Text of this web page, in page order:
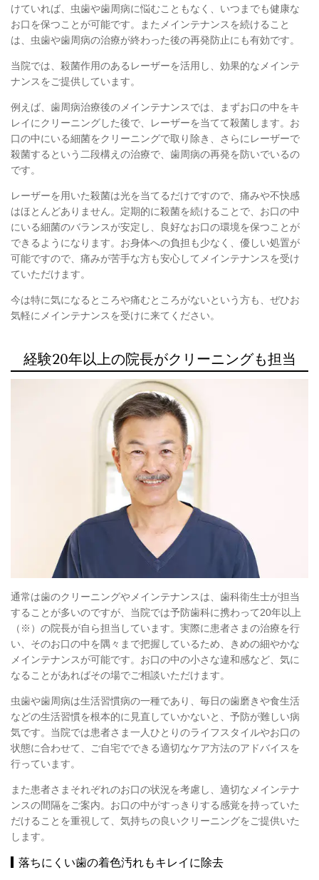
けていれば、虫歯や歯周病に悩むこともなく、いつまでも健康な
お口を保つことが可能です。またメインテナンスを続けること
は、虫歯や歯周病の治療が終わった後の再発防止にも有効です。
当院では、殺菌作用のあるレーザーを活用し、効果的なメインテ
ナンスをご提供しています。
例えば、歯周病治療後のメインテナンスでは、まずお口の中をキ
レイにクリーニングした後で、レーザーを当てて殺菌します。お
口の中にいる細菌をクリーニングで取り除き、さらにレーザーで
殺菌するという二段構えの治療で、歯周病の再発を防いでいるの
です。
レーザーを用いた殺菌は光を当てるだけですので、痛みや不快感
はほとんどありません。定期的に殺菌を続けることで、お口の中
にいる細菌のバランスが安定し、良好なお口の環境を保つことが
できるようになります。お身体への負担も少なく、優しい処置が
可能ですので、痛みが苦手な方も安心してメインテナンスを受け
ていただけます。
今は特に気になるところや痛むところがないという方も、ぜひお
気軽にメインテナンスを受けに来てください。
経験20年以上の院長がクリーニングも担当
通常は歯のクリーニングやメインテナンスは、歯科衛生士が担当
することが多いのですが、当院では予防歯科に携わって20年以上
（※）の院長が自ら担当しています。実際に患者さまの治療を行
い、そのお口の中を隅々まで把握しているため、きめの細やかな
メインテナンスが可能です。お口の中の小さな違和感など、気に
なることがあればその場でご相談いただけます。
虫歯や歯周病は生活習慣病の一種であり、毎日の歯磨きや食生活
などの生活習慣を根本的に見直していかないと、予防が難しい病
気です。当院では患者さま一人ひとりのライフスタイルやお口の
状態に合わせて、ご自宅でできる適切なケア方法のアドバイスを
行っています。
また患者さまそれぞれのお口の状況を考慮し、適切なメインテナ
ンスの間隔をご案内。お口の中がすっきりする感覚を持っていた
だけることを重視して、気持ちの良いクリーニングをご提供いた
します。
落ちにくい歯の着色汚れもキレイに除去